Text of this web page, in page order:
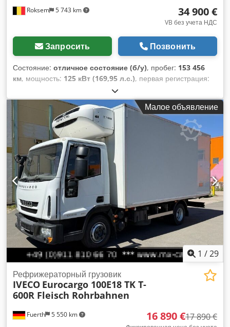
Roksem 5 743 km 34 900 €
VB без учета НДС
Запросить Позвонить
Состояние: отличное состояние (б/у), пробег: 153 456
км, мощность: 125 кВт (169,95 л.с.), первая регистрация:
дизель, конфигурация осей:
колесная база:4 330 мм, топливо:дизель, ёмкость
топливного бака:93 л, цвет:белый, тип передачи:
механический, количество передач:
, класс выбросов:
Евро 6
, длина грузового отсека:
, ширина
пространства для загрузки:
, высота грузового
отсека:1 790 мм, Год выпуска:
AdBlue, USB-порт, Блютуз, гидроусилитель руля,
кондиционер, круиз-контроль, навигационная система,
подогрев сиденья, противотуманные фары,
раздвижная дверь, система старт-стоп, центральный
замок, электрорегулировка стекол,
Малое объявление
1 /29
Fuerth 5 550 km
Рефрижераторный грузовик
IVECO Eurocargo 100E18 TK T-
600R Fleisch Rohrbahnen
16 890 €17 890 €